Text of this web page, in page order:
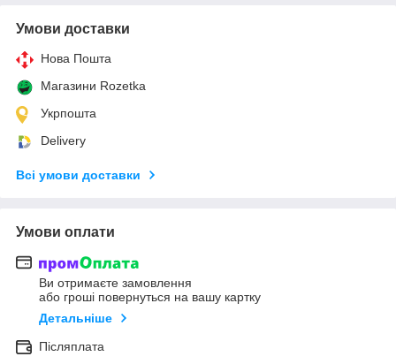
Умови доставки
Нова Пошта
Магазини Rozetka
Укрпошта
Delivery
Всі умови доставки
Умови оплати
Ви отримаєте замовлення
або гроші повернуться на вашу картку
Детальніше
Післяплата